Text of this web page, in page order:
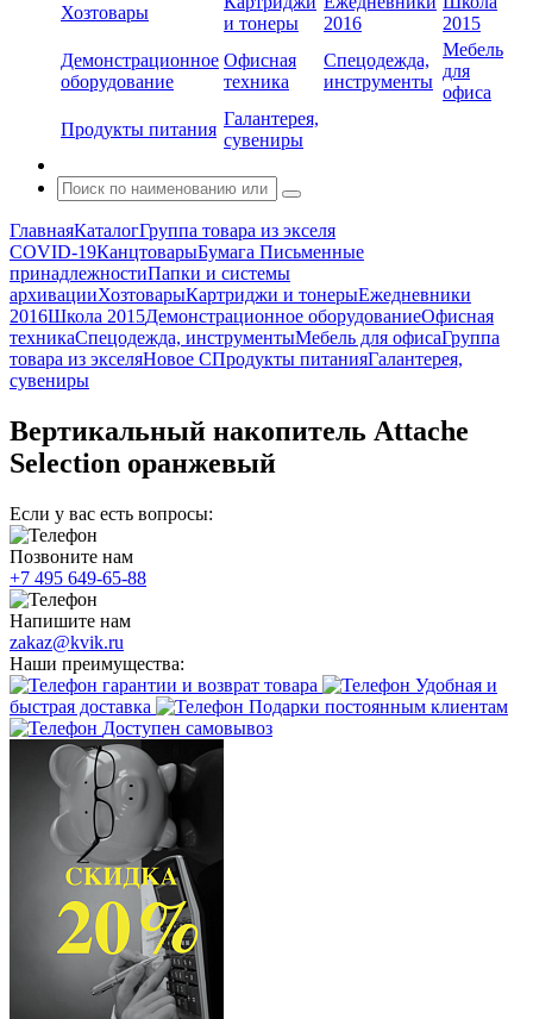
Хозтовары
и тонеры
2016
2015
Демонстрационное
оборудование
Офисная
техника
Спецодежда,
инструменты
Мебель
для
офиса
Продукты питания
Галантерея,
сувениры
ГлавнаяКаталогГруппа товара из экселя
COVID-19КанцтоварыБумага Письменные
принадлежностиПапки и системы
архивацииХозтоварыКартриджи и тонерыЕжедневники
2016Школа 2015Демонстрационное оборудованиеОфисная
техникаСпецодежда, инструментыМебель для офисаГруппа
товара из экселяНовое СПродукты питанияГалантерея,
сувениры
Вертикальный накопитель Attache
Selection оранжевый
Если у вас есть вопросы:
Позвоните нам
+7 495 649-65-88
Напишите нам
zakaz@kvik.ru
Наши преимущества:
гарантии и возврат товара
Удобная и
быстрая доставка
Подарки постоянным клиентам
Доступен самовывоз